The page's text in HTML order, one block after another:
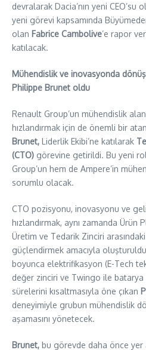
devralarak Dacia’nın yeni
yeni görevi kapsamında
olan Fabrice Cambolive’e rapor
katılacak.
Mühendislik ve inovasyonda
Philippe Brunet oldu
Renault Group’un mühendislik
hızlandırmak için de önemli bir
Brunet, Liderlik Ekibi’ne katılarak
(CTO) görevine getirildi. Bu yeni
Group’un hem de Ampere’in
sorumlu olacak.
CTO pozisyonu, inovasyonu ve
hızlandırmak, aynı zamanda Ürün
Üretim ve Tedarik Zinciri
güçlendirmek amacıyla
boyunca elektrifikasyon (E-Tech
değer zinciri ve Twingo ile
sürelerini kısaltmasıyla öne çıkan
deneyimiyle grubun mühendislik
aşamasını yönetecek.
Brunet, bu görevde daha önce yer